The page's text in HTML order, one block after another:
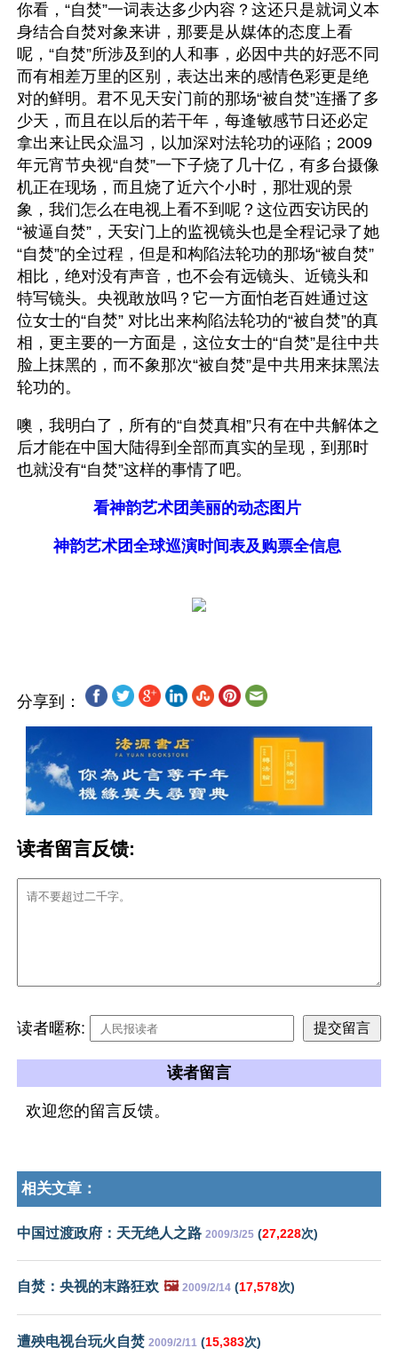
你看，“自焚”一词表达多少内容？这还只是就词义本
身结合自焚对象来讲，那要是从媒体的态度上看
呢，“自焚”所涉及到的人和事，必因中共的好恶不同
而有相差万里的区别，表达出来的感情色彩更是绝
对的鲜明。君不见天安门前的那场“被自焚”连播了多
少天，而且在以后的若干年，每逢敏感节日还必定
拿出来让民众温习，以加深对法轮功的诬陷；2009
年元宵节央视“自焚”一下子烧了几十亿，有多台摄像
机正在现场，而且烧了近六个小时，那壮观的景
象，我们怎么在电视上看不到呢？这位西安访民的
“被逼自焚”，天安门上的监视镜头也是全程记录了她
“自焚”的全过程，但是和构陷法轮功的那场“被自焚”
相比，绝对没有声音，也不会有远镜头、近镜头和
特写镜头。央视敢放吗？它一方面怕老百姓通过这
位女士的“自焚” 对比出来构陷法轮功的“被自焚”的真
相，更主要的一方面是，这位女士的“自焚”是往中共
脸上抹黑的，而不象那次“被自焚”是中共用来抹黑法
轮功的。
噢，我明白了，所有的“自焚真相”只有在中共解体之
后才能在中国大陆得到全部而真实的呈现，到那时
也就没有“自焚”这样的事情了吧。
看神韵艺术团美丽的动态图片
神韵艺术团全球巡演时间表及购票全信息
分享到：
读者留言反馈:
读者暱称:
读者留言
欢迎您的留言反馈。
相关文章：
中国过渡政府：天无绝人之路 2009/3/25 (27,228次)
自焚：央视的末路狂欢 🖼️ 2009/2/14 (17,578次)
遭殃电视台玩火自焚 2009/2/11 (15,383次)